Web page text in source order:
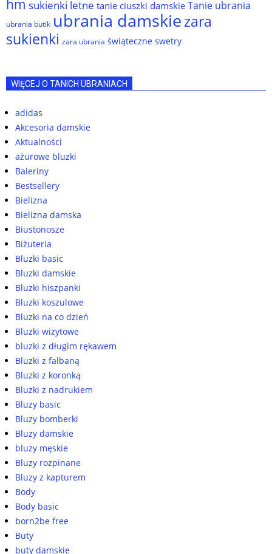
hm sukienki letne tanie ciuszki damskie Tanie ubrania
ubrania butik ubrania damskiezara
sukienki zara ubrania świąteczne swetry
WIĘCEJ O TANICH UBRANIACH
adidas
Akcesoria damskie
Aktualności
ażurowe bluzki
Baleriny
Bestsellery
Bielizna
Bielizna damska
Biustonosze
Biżuteria
Bluzki basic
Bluzki damskie
Bluzki hiszpanki
Bluzki koszulowe
Bluzki na co dzień
Bluzki wizytowe
bluzki z długim rękawem
Bluzki z falbaną
Bluzki z koronką
Bluzki z nadrukiem
Bluzy basic
Bluzy bomberki
Bluzy damskie
bluzy męskie
Bluzy rozpinane
Bluzy z kapturem
Body
Body basic
born2be free
Buty
buty damskie